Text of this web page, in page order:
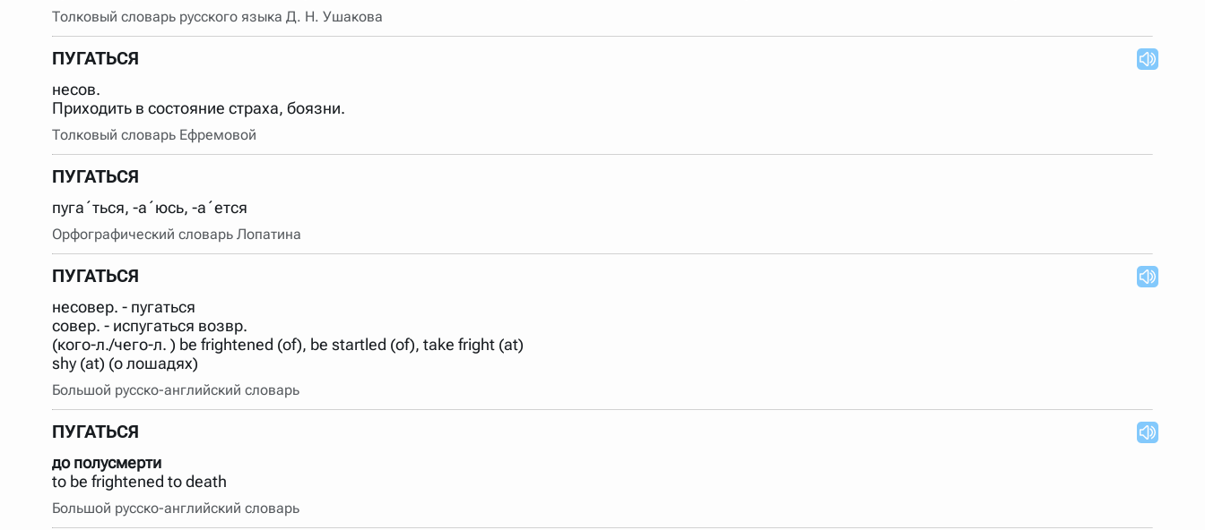
Толковый словарь русского языка Д. Н. Ушакова
ПУГАТЬСЯ
несов.
Приходить в состояние страха, боязни.
Толковый словарь Ефремовой
ПУГАТЬСЯ
пуга´ться, -а´юсь, -а´ется
Орфографический словарь Лопатина
ПУГАТЬСЯ
несовер. - пугаться
совер. - испугаться возвр.
(кого-л./чего-л. ) be frightened (of), be startled (of), take fright (at)
shy (at) (о лошадях)
Большой русско-английский словарь
ПУГАТЬСЯ
до полусмерти
to be frightened to death
Большой русско-английский словарь